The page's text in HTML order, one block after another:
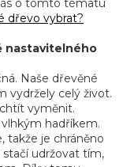
o tomto tématu
dřevo vybrat?
nastavitelného
Naše dřevěné
vydržely celý život.
vyměnit.
hadříkem.
takže je chráněno
udržovat tím,